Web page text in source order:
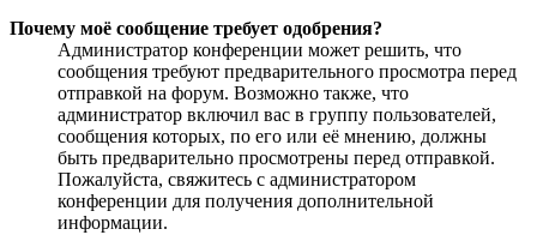
Почему моё сообщение требует одобрения?
Администратор конференции может решить, что
сообщения требуют предварительного просмотра перед
отправкой на форум. Возможно также, что
администратор включил вас в группу пользователей,
сообщения которых, по его или её мнению, должны
быть предварительно просмотрены перед отправкой.
Пожалуйста, свяжитесь с администратором
конференции для получения дополнительной
информации.